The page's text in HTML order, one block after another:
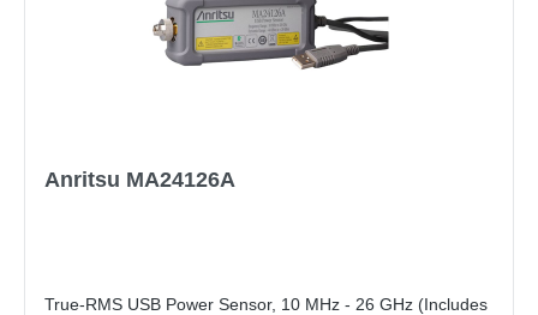
Anritsu MA24126A
True-RMS USB Power Sensor, 10 MHz - 26 GHz (Includes